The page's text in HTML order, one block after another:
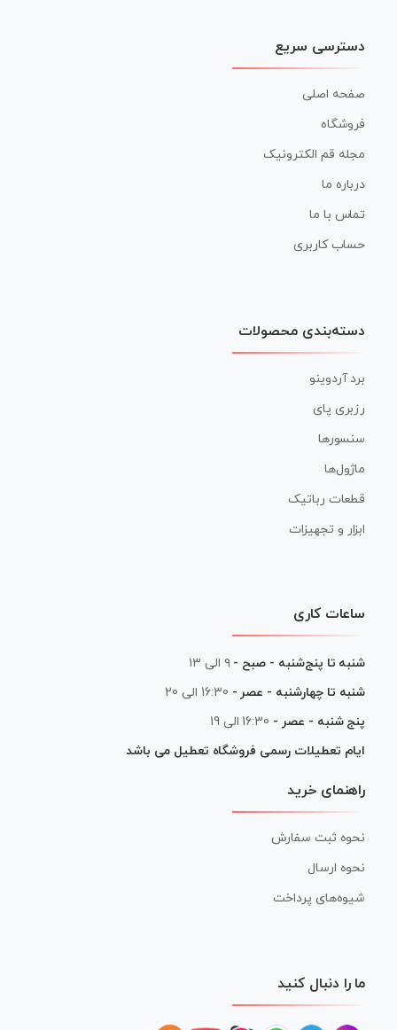
دسترسی سریع
صفحه اصلی
فروشگاه
مجله قم الکترونیک
درباره ما
تماس با ما
حساب کاربری
دسته‌بندی محصولات
برد آردوینو
رزبری پای
سنسورها
ماژول‌ها
قطعات رباتیک
ابزار و تجهیزات
ساعات کاری
شنبه تا پنج‌شنبه - صبح - ۹ الی ۱۳
شنبه تا چهارشنبه - عصر - 16:30 الی 20
پنج شنبه - عصر - 16:30 الی 19
ایام تعطیلات رسمی فروشگاه تعطیل می باشد
راهنمای خرید
نحوه ثبت سفارش
نحوه ارسال
شیوه‌های پرداخت
ما را دنبال کنید